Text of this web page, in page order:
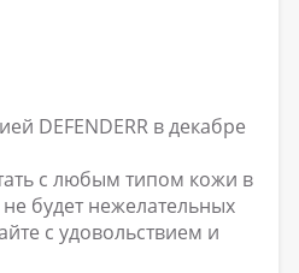
DEFENDERR в декабре
с любым типом кожи в
будет нежелательных
с удовольствием и